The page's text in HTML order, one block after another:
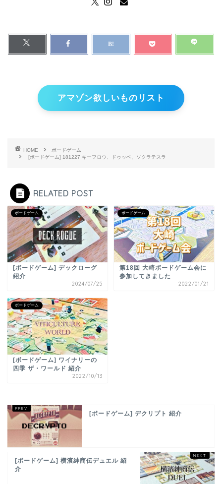
アマゾン欲しいものリスト
HOME
ボードゲーム
[ボードゲーム] 181227 キーフロウ、ドゥッベ、ソクラテスラ
RELATED POST
ボードゲーム
[ボードゲーム] デックローグ
紹介
2024/07/25
ボードゲーム
第18回 大崎ボードゲーム会に
参加してきました
2022/01/21
ボードゲーム
[ボードゲーム] ワイナリーの
四季 ザ・ワールド 紹介
2022/10/13
[ボードゲーム] デクリプト 紹介
[ボードゲーム] 横濱紳商伝デュエル 紹
介